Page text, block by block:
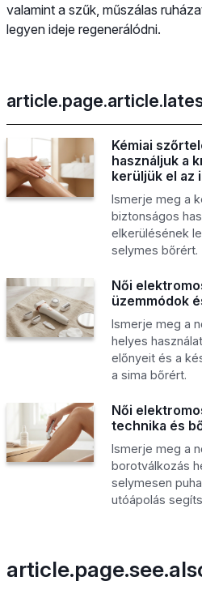
valamint a szűk, műszálas
legyen ideje regenerálódni.
Kémiai
használjuk a
kerüljük el az
Ismerje meg a
biztonságos
elkerülésének
selymes bőrért.
Női
üzemmódok
Ismerje meg a
helyes
előnyeit és a
a sima bőrért.
Női
technika és
Ismerje meg a
borotválkozás
selymesen
utóápolás